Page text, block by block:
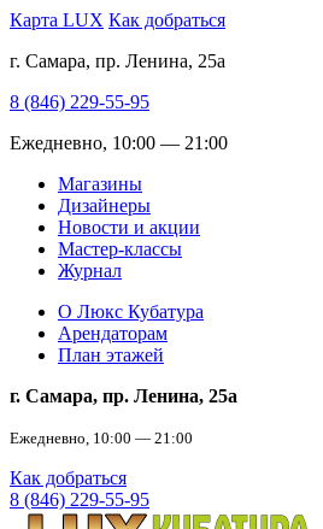
Карта LUX Как добраться
г. Самара, пр. Ленина, 25а
8 (846) 229-55-95
Ежедневно, 10:00 — 21:00
Магазины
Дизайнеры
Новости и акции
Мастер-классы
Журнал
О Люкс Кубатура
Арендаторам
План этажей
г. Самара, пр. Ленина, 25а
Ежедневно, 10:00 — 21:00
Как добраться
8 (846) 229-55-95